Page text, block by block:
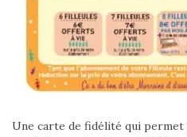
Une carte de fidélité qui permet